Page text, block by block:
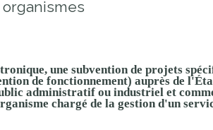
tourisme
Piscines
Sélection
une subvention de projets
de fonctionnement) auprès de
administratif ou industriel et
chargé de la gestion d'un